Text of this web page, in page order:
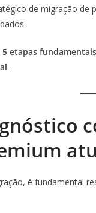
de migração
5 etapas
.
é fundamental